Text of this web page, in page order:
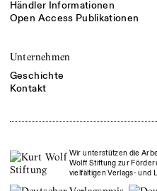
Händler Informationen
Open Access Publikationen
Unternehmen
Geschichte
Kontakt
Wir unterstützen die
Wolff Stiftung zur
vielfältigen Verlags- und